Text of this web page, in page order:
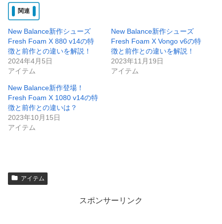
関連
New Balance新作シューズ
Fresh Foam X 880 v14の特
徴と前作との違いを解説！
2024年4月5日
アイテム
New Balance新作シューズ
Fresh Foam X Vongo v6の特
徴と前作との違いを解説！
2023年11月19日
アイテム
New Balance新作登場！
Fresh Foam X 1080 v14の特
徴と前作との違いは？
2023年10月15日
アイテム
アイテム
スポンサーリンク